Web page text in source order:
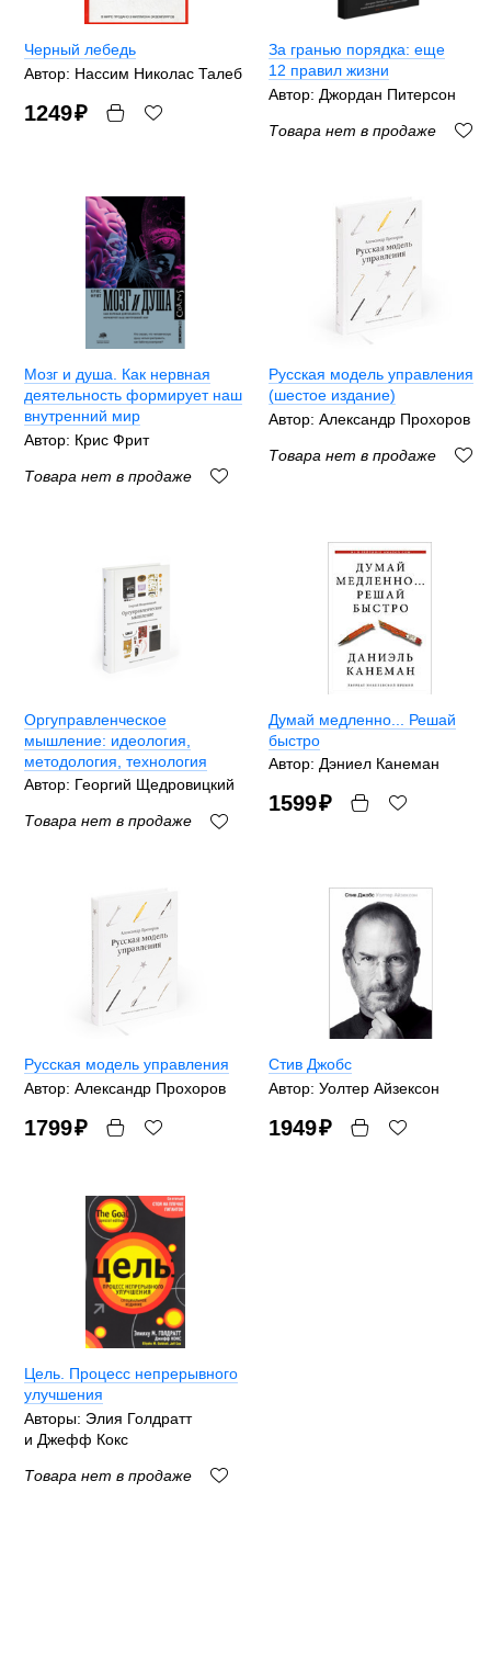
Черный лебедь
Автор: Нассим Николас Талеб
1249₽
За гранью порядка: еще
12 правил жизни
Автор: Джордан Питерсон
Товара нет в продаже
Мозг и душа. Как нервная
деятельность формирует наш
внутренний мир
Автор: Крис Фрит
Товара нет в продаже
Русская модель управления
(шестое издание)
Автор: Александр Прохоров
Товара нет в продаже
Оргуправленческое
мышление: идеология,
методология, технология
Автор: Георгий Щедровицкий
Товара нет в продаже
Думай медленно... Решай
быстро
Автор: Дэниел Канеман
1599₽
Русская модель управления
Автор: Александр Прохоров
1799₽
Стив Джобс
Автор: Уолтер Айзексон
1949₽
Цель. Процесс непрерывного
улучшения
Авторы: Элия Голдратт
и Джефф Кокс
Товара нет в продаже